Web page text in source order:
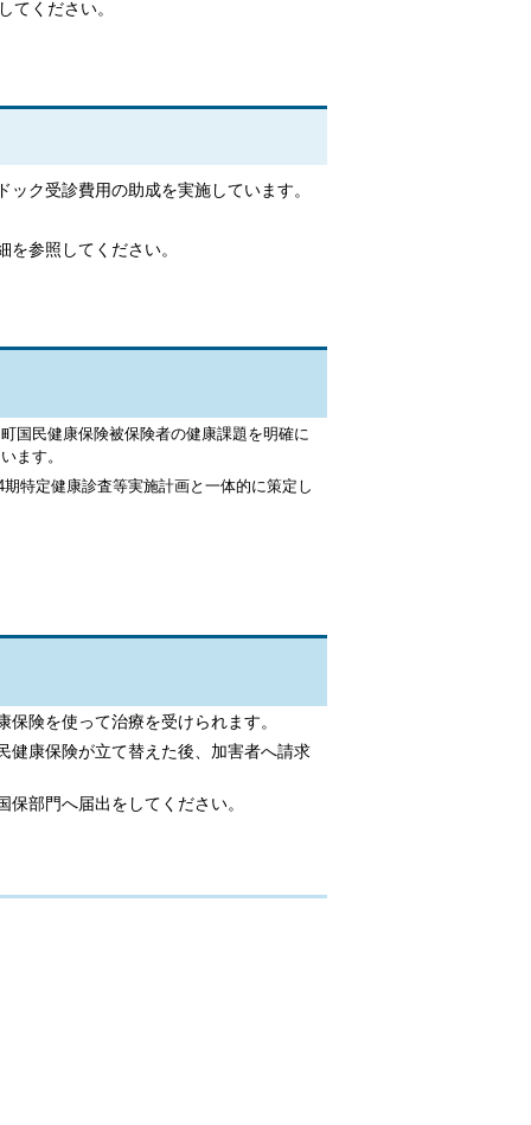
てください。
ク受診費用の助成を実施しています。
参照してください。
国民健康保険被保険者の健康課題を明確に
ます。
特定健康診査等実施計画と一体的に策定し
険を使って治療を受けられます。
健康保険が立て替えた後、加害者へ請求
部門へ届出をしてください。